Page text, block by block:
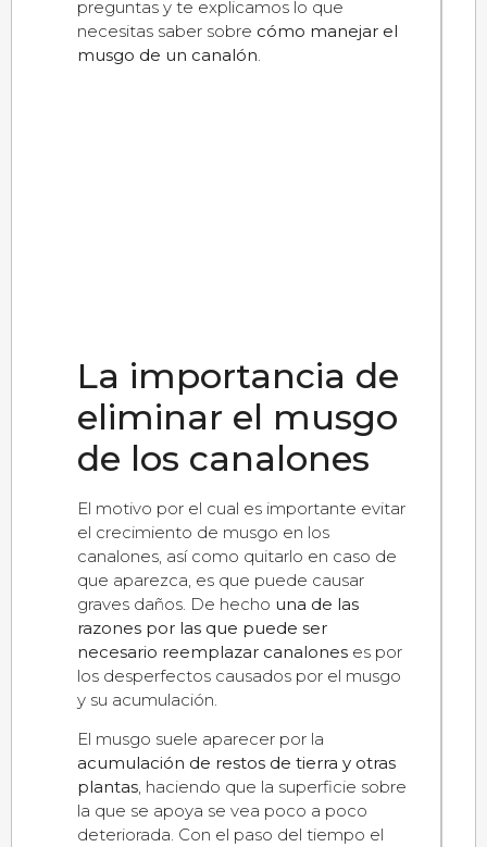
preguntas y te explicamos lo que
necesitas saber sobre cómo manejar el
musgo de un canalón.
La importancia de
eliminar el musgo
de los canalones
El motivo por el cual es importante evitar
el crecimiento de musgo en los
canalones, así como quitarlo en caso de
que aparezca, es que puede causar
graves daños. De hecho una de las
razones por las que puede ser
necesario reemplazar canalones es por
los desperfectos causados por el musgo
y su acumulación.
El musgo suele aparecer por la
acumulación de restos de tierra y otras
plantas, haciendo que la superficie sobre
la que se apoya se vea poco a poco
deteriorada. Con el paso del tiempo el